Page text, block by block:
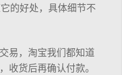
的好处，具体细节不
易，淘宝我们都知道
收货后再确认付款。